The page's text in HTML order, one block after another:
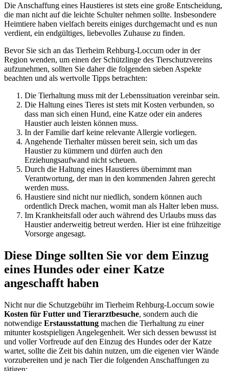
Die Anschaffung eines Haustieres ist stets eine große Entscheidung,
die man nicht auf die leichte Schulter nehmen sollte. Insbesondere
Heimtiere haben vielfach bereits einiges durchgemacht und es nun
verdient, ein endgültiges, liebevolles Zuhause zu finden.
Bevor Sie sich an das Tierheim Rehburg-Loccum oder in der
Region wenden, um einen der Schützlinge des Tierschutzvereins
aufzunehmen, sollten Sie daher die folgenden sieben Aspekte
beachten und als wertvolle Tipps betrachten:
Die Tierhaltung muss mit der Lebenssituation vereinbar sein.
Die Haltung eines Tieres ist stets mit Kosten verbunden, so
dass man sich einen Hund, eine Katze oder ein anderes
Haustier auch leisten können muss.
In der Familie darf keine relevante Allergie vorliegen.
Angehende Tierhalter müssen bereit sein, sich um das
Haustier zu kümmern und dürfen auch den
Erziehungsaufwand nicht scheuen.
Durch die Haltung eines Haustieres übernimmt man
Verantwortung, der man in den kommenden Jahren gerecht
werden muss.
Haustiere sind nicht nur niedlich, sondern können auch
ordentlich Dreck machen, womit man als Halter leben muss.
Im Krankheitsfall oder auch während des Urlaubs muss das
Haustier anderweitig betreut werden. Hier ist eine frühzeitige
Vorsorge angesagt.
Diese Dinge sollten Sie vor dem Einzug
eines Hundes oder einer Katze
angeschafft haben
Nicht nur die Schutzgebühr im Tierheim Rehburg-Loccum sowie
Kosten für Futter und Tierarztbesuche, sondern auch die
notwendige Erstausstattung machen die Tierhaltung zu einer
mitunter kostspieligen Angelegenheit. Wer sich dessen bewusst ist
und voller Vorfreude auf den Einzug des Hundes oder der Katze
wartet, sollte die Zeit bis dahin nutzen, um die eigenen vier Wände
vorzubereiten und je nach Tier die folgenden Anschaffungen zu
tätigen: